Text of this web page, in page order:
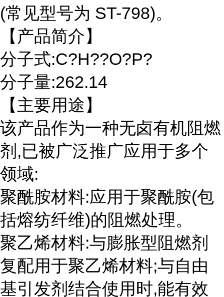
(常见型号为 ST-798)。
【产品简介】
分子式:C?H??O?P?
分子量:262.14
【主要用途】
该产品作为一种无卤有机阻燃
剂,已被广泛推广应用于多个
领域:
聚酰胺材料:应用于聚酰胺(包
括熔纺纤维)的阻燃处理。
聚乙烯材料:与膨胀型阻燃剂
复配用于聚乙烯材料;与自由
基引发剂结合使用时,能有效